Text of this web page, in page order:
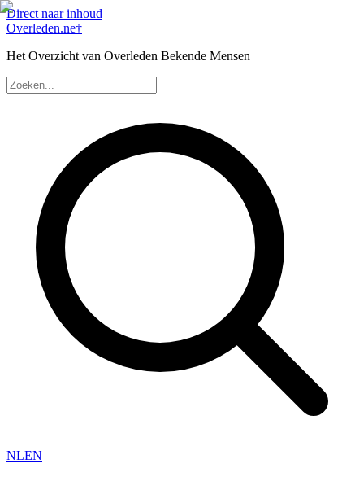
Direct naar inhoud
Overleden.ne†
Het Overzicht van Overleden Bekende Mensen
NLEN